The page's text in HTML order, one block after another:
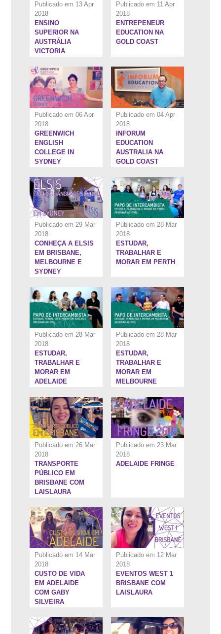
Publicado em 13 Apr
2018
ENSINO
SUPERIOR NA
AUSTRÁLIA
VICTORIA
Publicado em 11 Apr
2018
ENTREPENEUR
EDUCATION NA
GOLD COAST
Publicado em 06 Apr
2018
GREENWICH
ENGLISH
COLLEGE IN
SYDNEY
Publicado em 04 Apr
2018
6:34''
INFORUM
EDUCATION
AUSTRALIA NA
GOLD COAST
Publicado em 29 Mar
2018
CONHEÇA A ELSIS
EM BRISBANE,
MELBOURNE E
SYDNEY
Publicado em 28 Mar
2018
1:24:32''
ESTUDAR,
TRABALHAR E
MORAR EM PERTH
Publicado em 28 Mar
2018
1:22:40''
ESTUDAR,
TRABALHAR E
MORAR EM
ADELAIDE
Publicado em 28 Mar
2018
1:29:24''
ESTUDAR,
TRABALHAR E
MORAR EM
MELBOURNE
Publicado em 26 Mar
2018
TRANSPORTE
PÚBLICO EM
BRISBANE COM
LAISLAURA
Publicado em 23 Mar
2018
ADELAIDE FRINGE
Publicado em 14 Mar
2018
CUSTO DE VIDA
EM ADELAIDE
COM GABY
SILVEIRA
Publicado em 12 Mar
2018
EVENTOS WEST 1
BRISBANE COM
LAISLAURA